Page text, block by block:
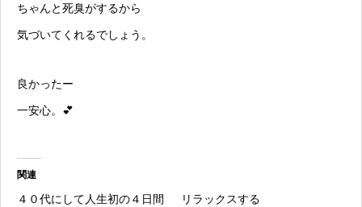
ちゃんと死臭がするから
気づいてくれるでしょう。
良かったー
一安心。💕
関連
４０代にして人生初の４日間
リラックスする